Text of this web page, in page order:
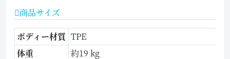
商品サイズ
ボディー材質 TPE
体重
約19 kg